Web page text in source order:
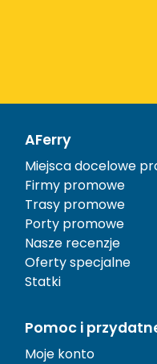
AFerry
Miejsca docelowe
Firmy promowe
Trasy promowe
Porty promowe
Nasze recenzje
Oferty specjalne
Statki
Pomoc i
Moje konto